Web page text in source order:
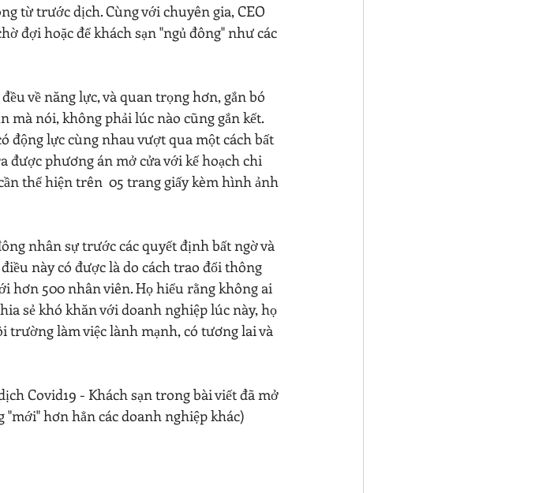
từ trước dịch. Cùng với chuyên gia, CEO
đợi hoặc để khách sạn "ngủ đông" như các
về năng lực, và quan trọng hơn, gắn bó
mà nói, không phải lúc nào cũng gắn kết.
động lực cùng nhau vượt qua một cách bất
được phương án mở cửa với kế hoạch chi
thể hiện trên  05 trang giấy kèm hình ảnh
nhân sự trước các quyết định bất ngờ và
này có được là do cách trao đổi thông
hơn 500 nhân viên. Họ hiểu rằng không ai
sẻ khó khăn với doanh nghiệp lúc này, họ
trường làm việc lành mạnh, có tương lai và
Covid19 - Khách sạn trong bài viết đã mở
hơn hẳn các doanh nghiệp khác)